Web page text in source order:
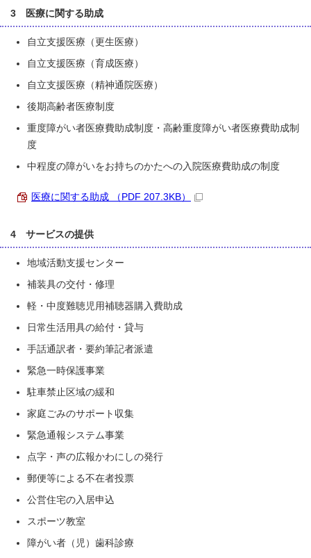
3 医療に関する助成
自立支援医療（更生医療）
自立支援医療（育成医療）
自立支援医療（精神通院医療）
後期高齢者医療制度
重度障がい者医療費助成制度・高齢重度障がい者医療費助成制
度
中程度の障がいをお持ちのかたへの入院医療費助成の制度
医療に関する助成 （PDF 207.3KB）
4 サービスの提供
地域活動支援センター
補装具の交付・修理
軽・中度難聴児用補聴器購入費助成
日常生活用具の給付・貸与
手話通訳者・要約筆記者派遣
緊急一時保護事業
駐車禁止区域の緩和
家庭ごみのサポート収集
緊急通報システム事業
点字・声の広報かわにしの発行
郵便等による不在者投票
公営住宅の入居申込
スポーツ教室
障がい者（児）歯科診療